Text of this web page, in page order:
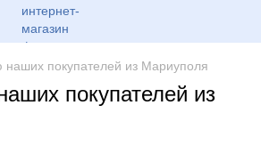
наших покупателей из Мариуполя
покупателей из